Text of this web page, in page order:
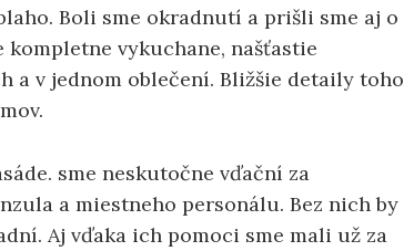
Boli sme okradnutí a prišli sme aj o
vykuchane, našťastie
a v jednom oblečení. Bližšie detaily toho
sme neskutočne vďační za
a miestneho personálu. Bez nich by
Aj vďaka ich pomoci sme mali už za